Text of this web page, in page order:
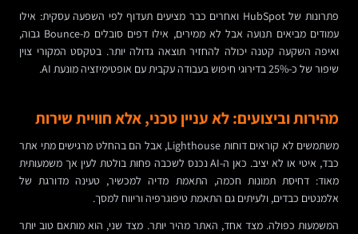
פתרונות של HubSpot ואחרים כבר מציעים תעדוף לפי השפעה עסקית: אילו
עמודים מביאים תנועה אבל לא ממירים, אילו דפים סובלים מ-Bounce גבוה,
ואיפה השקעה קטנה יכולה להחזיר תוצאה גדולה יותר. בטקסט המקורי צוין
שיפור של כ-25% בדירוגי חיפוש בעבודה עקבית עם אופטימיזציה מונעת AI.
מהירות וביצועים: לא עניין טכני, אלא חוויית שירות
משתמשים לא קוראים דוחות Lighthouse, אבל הם בהחלט מרגישים מתי אתר
כבד, איטי או לא יציב. כאן ה-AI נכנס לשכבה פחות בולטת לעין אך משמעותית
מאוד: דחיסת תמונות חכמה, התאמת מדיה למכשיר, טעינה מדורגת של
אלמנטים כבדים, ולעיתים גם התאמת טיפוגרפיה וריווח למסך.
המשמעות כפולה. מצד אחד, האתר מהיר יותר. מצד שני, הוא מותאם טוב יותר